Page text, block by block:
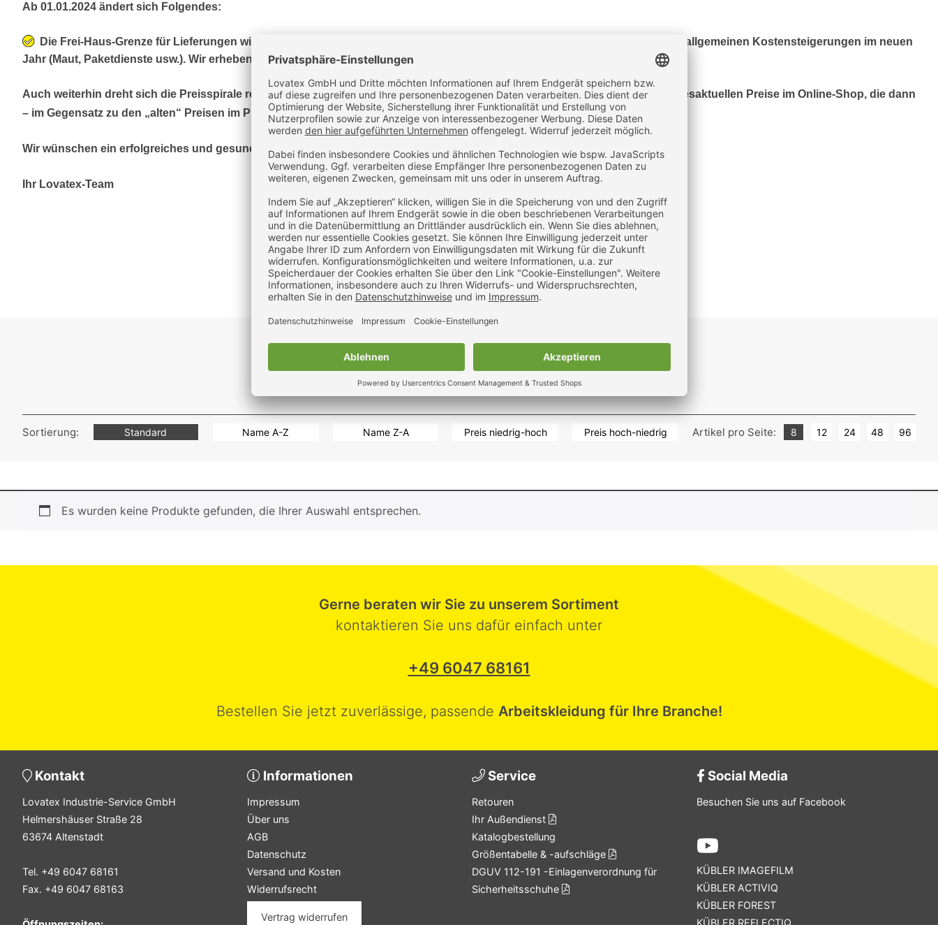
Ab 01.01.2024 ändert sich Folgendes:
Die Frei-Haus-Grenze für Lieferungen wird von bisher Euro 50.—auf Euro 100.—(netto) angehoben. Dies resultiert aus den allgemeinen Kostensteigerungen im neuen
Jahr (Maut, Paketdienste usw.). Wir erheben für Bestellungen unter Euro 100.—
Auch weiterhin dreht sich die Preisspirale recht kräftig (mittlerweile allerdings in beide Richtungen). Beachten Sie bitte die tagesaktuellen Preise im Online-Shop, die dann
– im Gegensatz zu den „alten“ Preisen im Print-Katalog – Gültigkeit haben.
Wir wünschen ein erfolgreiches und gesundes 2024.
Ihr Lovatex-Team
Haben Sie Fragen?
0 Artikel
Sortierung: Standard Name A-Z Name Z-A Preis niedrig-hoch Preis hoch-niedrig Artikel pro Seite: 8 12 24 48 96
Es wurden keine Produkte gefunden, die Ihrer Auswahl entsprechen.
Gerne beraten wir Sie zu unserem Sortiment
kontaktieren Sie uns dafür einfach unter
+49 6047 68161
Bestellen Sie jetzt zuverlässige, passende Arbeitskleidung für Ihre Branche!
Kontakt
Lovatex Industrie-Service GmbH
Helmershäuser Straße 28
63674 Altenstadt
Tel. +49 6047 68161
Fax. +49 6047 68163
Informationen
Impressum
Über uns
AGB
Datenschutz
Versand und Kosten
Widerrufsrecht
Vertrag widerrufen
Service
Retouren
Ihr Außendienst
Katalogbestellung
Größentabelle & -aufschläge
DGUV 112-191 -Einlagenverordnung für
Sicherheitsschuhe
Social Media
Besuchen Sie uns auf Facebook
KÜBLER IMAGEFILM
KÜBLER ACTIVIQ
KÜBLER FOREST